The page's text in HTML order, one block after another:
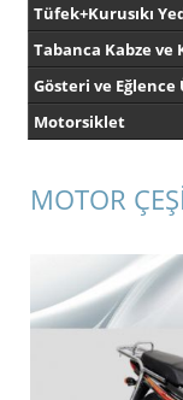
Tüfek+Kurusıkı
Tabanca Kabze ve
Gösteri ve
Motorsiklet
MOTOR